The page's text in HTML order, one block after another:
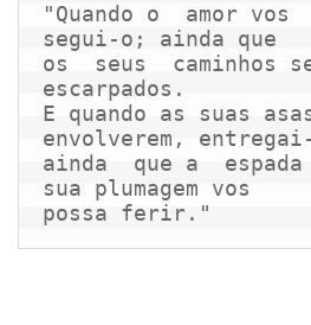
"Quando o  amor
segui-o; ainda que
os  seus  caminhos
escarpados.
E quando as suas
envolverem,
ainda  que a
sua plumagem vos
possa ferir."